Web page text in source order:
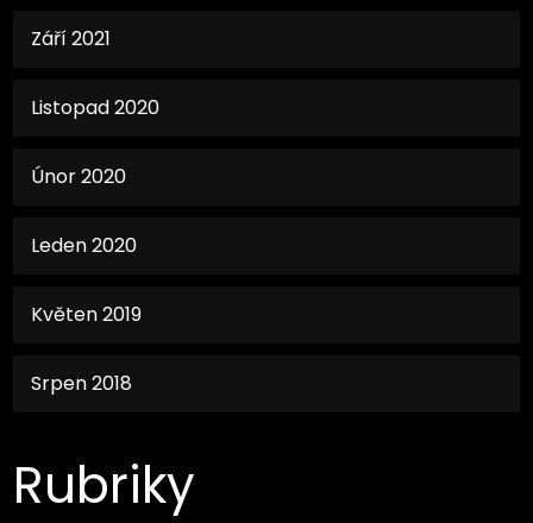
Září 2021
Listopad 2020
Únor 2020
Leden 2020
Květen 2019
Srpen 2018
Rubriky